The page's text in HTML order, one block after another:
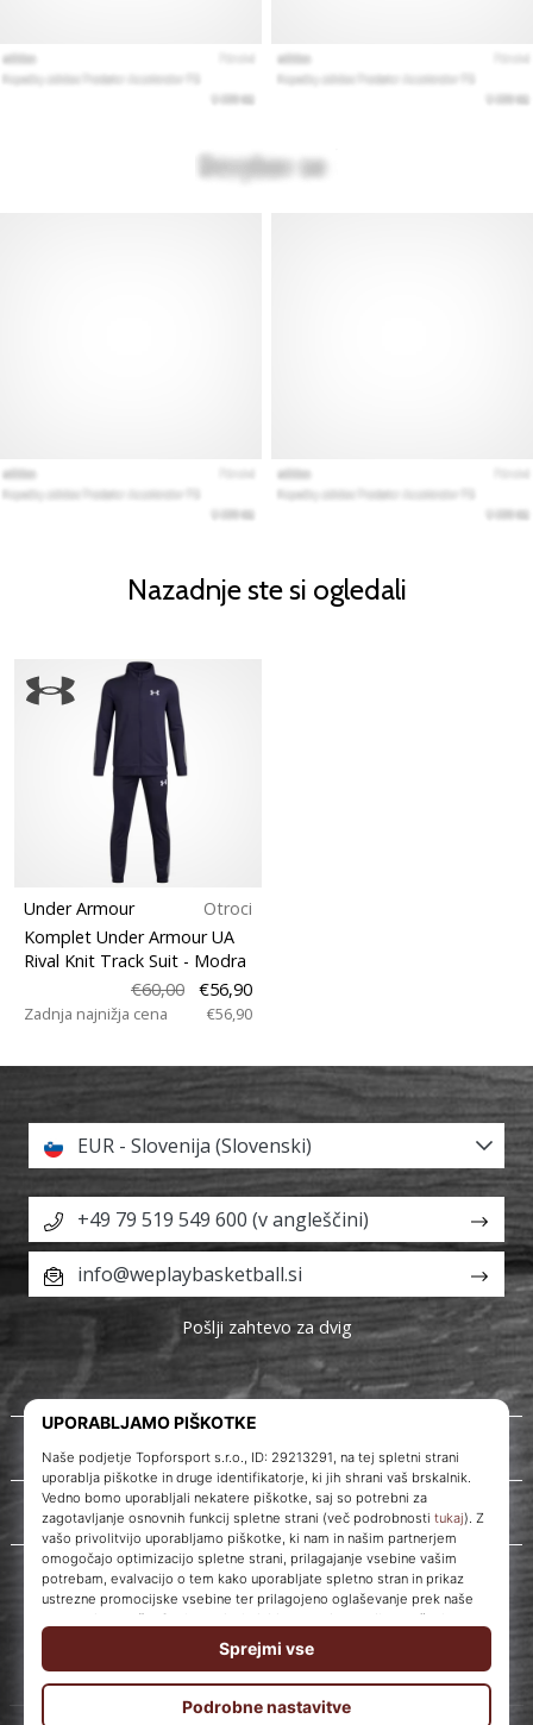
Nazadnje ste si ogledali
Under Armour
Otroci
Komplet Under Armour UA
Rival Knit Track Suit - Modra
€60,00
€56,90
Zadnja najnižja cena €56,90
WePlayBasketball.si
O nas
Storitve za stranke
EUR - Slovenija (Slovenski)
+49 79 519 549 600 (v angleščini)
info@weplaybasketball.si
Pošlji zahtevo za dvig